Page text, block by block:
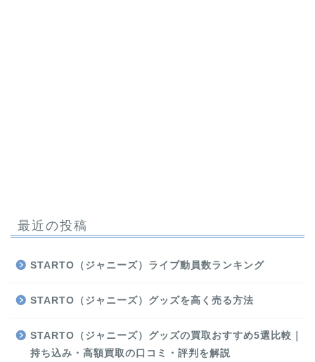
最近の投稿
STARTO（ジャニーズ）ライブ動員数ランキング
STARTO（ジャニーズ）グッズを高く売る方法
STARTO（ジャニーズ）グッズの買取おすすめ5選比較｜
持ち込み・高額買取の口コミ・評判を解説